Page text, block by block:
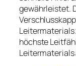
gewährleistet.
Leitermaterials
höchste